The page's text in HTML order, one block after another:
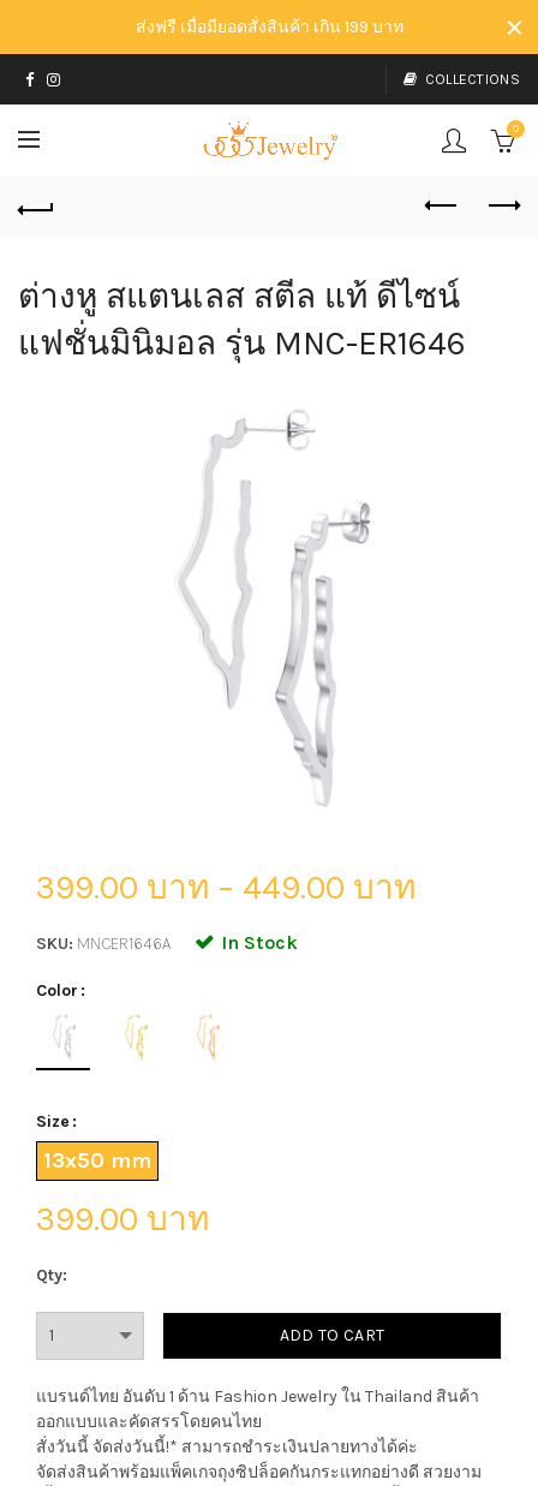
ส่งฟรี เมื่อมียอดสั่งสินค้า เกิน 199 บาท
COLLECTIONS
0
ต่างหู สแตนเลส สตีล แท้ ดีไซน์
แฟชั่นมินิมอล รุ่น MNC-ER1646
399.00 บาท – 449.00 บาท
SKU: MNCER1646A In Stock
Color
Size
13x50 mm
399.00 บาท
Qty:
แบรนด์ไทย อันดับ 1 ด้าน Fashion Jewelry ใน Thailand สินค้า
ออกแบบและคัดสรรโดยคนไทย
สั่งวันนี้ จัดส่งวันนี้!* สามารถชำระเงินปลายทางได้ค่ะ
จัดส่งสินค้าพร้อมแพ็คเกจถุงซิปล็อคกันกระแทกอย่างดี สวยงาม